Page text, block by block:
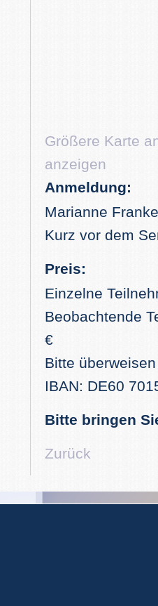
Größere Karte
anzeigen
Anmeldung:
Marianne
Kurz vor dem
Preis:
Einzelne
Beobachtende
€
Bitte
IBAN: DE60
Bitte bringen
Zurück